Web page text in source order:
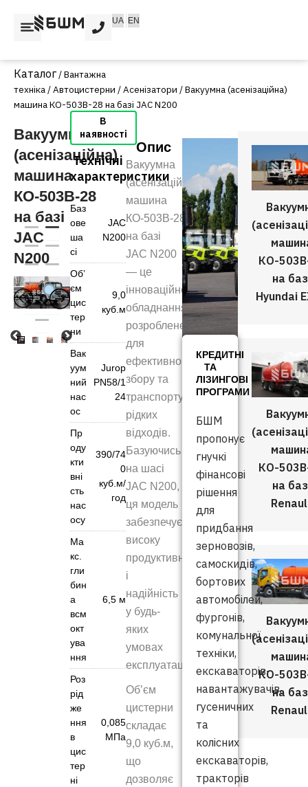
UA EN
/Вантажна
техніка/Автоцистерни /Асенізатори / Вакуумна (асенізаційна)
машина КО-503В-28 на базі JAC N200
Вакуумна
(асенізаційна)
машина
КО-503В-28
на базі
JAC
N200
Технічні
характеристики
Баз
ове
ша
сі
JAC
N200
Обʼ
єм
цис
тер
ни
9,0
куб.м
Вак
уум
ний
нас
ос
Jurop
PN58/1
24
Пр
оду
кти
вні
сть
нас
осу
390/74
0
куб.м/
год
Ма
кс.
гли
бин
а
всм
окт
ува
ння
6,5 м
Роз
рід
же
ння
в
цис
тер
ні
0,085
МПа
Опис
Вакуумна
(асенізаційна)
машина
КО-503В-28
на базі
JAC N200
— це
інноваційне
обладнання,
розроблене
для
ефективного
збору та
транспортування
рідких
відходів.
Базуючись
на шасі
JAC N200,
ця модель
забезпечує
високу
продуктивність
і
надійність
у будь-
яких
умовах
експлуатації.
Об’єм
цистерни
складає
9,0 куб.м,
що
дозволяє
КРЕДИТНІ
ТА
ЛІЗИНГОВІ
ПРОГРАМИ
БШМ
пропонує
гнучкі
фінансові
рішення
для
придбання
зерновозів,
самоскидів,
бортових
автомобілей,
фургонів,
комунальної
техніки,
екскаваторів-
навантажувачів,
гусеничних
та
колісних
екскаваторів,
тракторів
КО-
на
Hyundai
КО-
на
КО-
на